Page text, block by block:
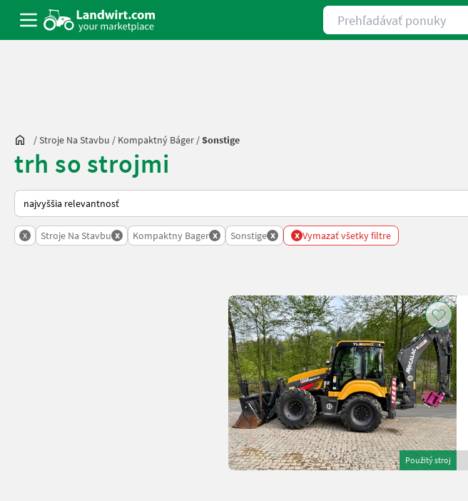
Prehľadávať ponuky
/Stroje Na Stavbu / Kompaktný Báger /Sonstige
trh so strojmi
Takto sa vykonáva triedenie na Landwirt.com
x Stroje Na Stavbu x Kompaktny Bager x Sonstige x x Vymazať všetky filtre
Použitý stroj